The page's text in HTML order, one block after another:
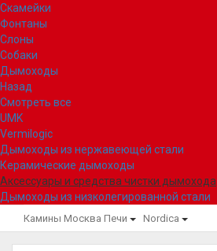
Скамейки
Фонтаны
Слоны
Собаки
Дымоходы
Назад
Смотреть все
UMK
Vermilogic
Дымоходы из нержавеющей стали
Керамические дымоходы
Аксессуары и средства чистки дымохода
Дымоходы из низколегированной стали
Камины Москва Печи Nordica